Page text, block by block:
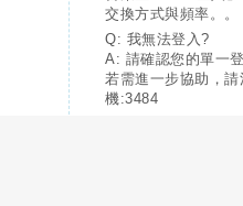
交換方式與頻率。。
Q: 我無法登入?
A: 請確認您的單一
若需進一步協助，
機:3484